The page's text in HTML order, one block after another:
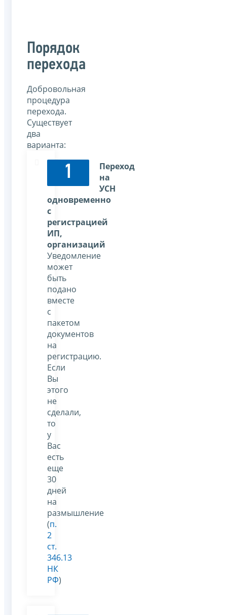
Порядок
перехода
Добровольная
процедура
перехода.
Существует
два
варианта:
1
Переход
на
УСН
одновременно
с
регистрацией
ИП,
организаций
Уведомление
может
быть
подано
вместе
с
пакетом
документов
на
регистрацию.
Если
Вы
этого
не
сделали,
то
у
Вас
есть
еще
30
дней
на
размышление
(п.
2
ст.
346.13
НК
РФ)